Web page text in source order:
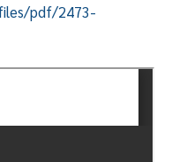
pdf/2473-